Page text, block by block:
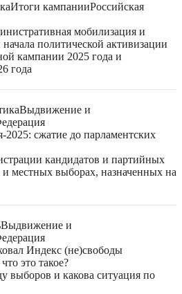
Итоги кампанииРоссийская
мобилизация и
политической активизации
кампании 2025 года и
года
Выдвижение и
2025: сжатие до парламентских
кандидатов и партийных
местных выборах, назначенных на
Выдвижение и
Индекс (не)свободы
это такое?
выборов и какова ситуация по